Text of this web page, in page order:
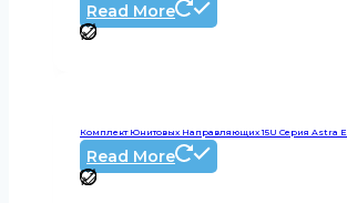
Read More
Комплект Юнитовых Направляющих 15U Серия Astra
Read More